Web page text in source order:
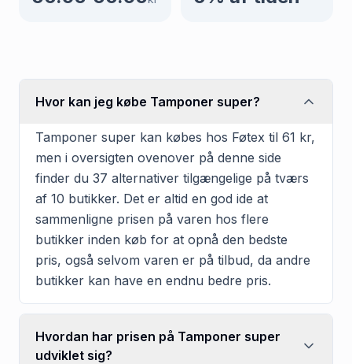
Hvor kan jeg købe Tamponer super?
Tamponer super kan købes hos Føtex til 61 kr,
men i oversigten ovenover på denne side
finder du 37 alternativer tilgængelige på tværs
af 10 butikker. Det er altid en god ide at
sammenligne prisen på varen hos flere
butikker inden køb for at opnå den bedste
pris, også selvom varen er på tilbud, da andre
butikker kan have en endnu bedre pris.
Hvordan har prisen på Tamponer super
udviklet sig?